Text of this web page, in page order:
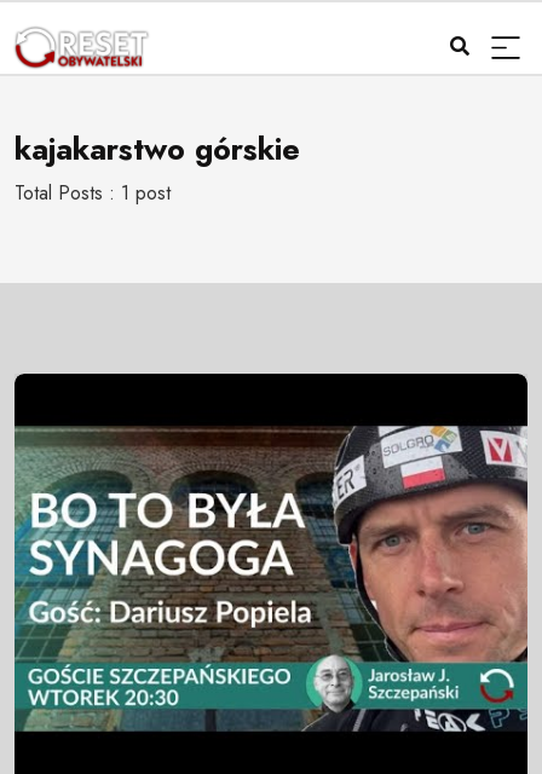
kajakarstwo górskie
Total Posts : 1 post